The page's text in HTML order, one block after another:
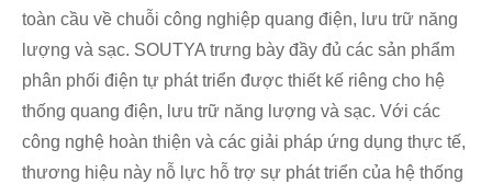
toàn cầu về chuỗi công nghiệp quang điện, lưu trữ năng
lượng và sạc. SOUTYA trưng bày đầy đủ các sản phẩm
phân phối điện tự phát triển được thiết kế riêng cho hệ
thống quang điện, lưu trữ năng lượng và sạc. Với các
công nghệ hoàn thiện và các giải pháp ứng dụng thực tế,
thương hiệu này nỗ lực hỗ trợ sự phát triển của hệ thống